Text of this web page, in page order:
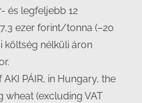
és legfeljebb 12
ezer forint/tonna (–20
költség nélküli áron
PÁIR, in Hungary, the
(excluding VAT